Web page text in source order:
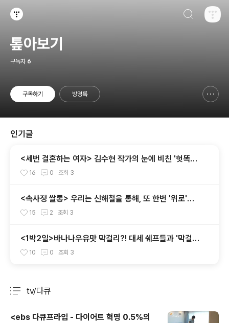
톺아보기
구독자 6
구독하기 방명록
인기글
<세번 결혼하는 여자> 김수현 작가의 눈에 비친 '헛똑똑
이' 요즘 여자들
16 0 조회 3
<속사정 쌀롱> 우리는 신해철을 통해, 또 한번 '위로'를
받았다. 그는 마지막까지 신해철다웠다.
15 2 조회 3
<1박2일>바나나우유맛 막걸리?! 대세 쉐프들과 '막걸리
르네상스'를 꿈꾸다
10 0 조회 3
tv/다큐
<ebs 다큐프라임 - 다이어트 혁명 0.5%의